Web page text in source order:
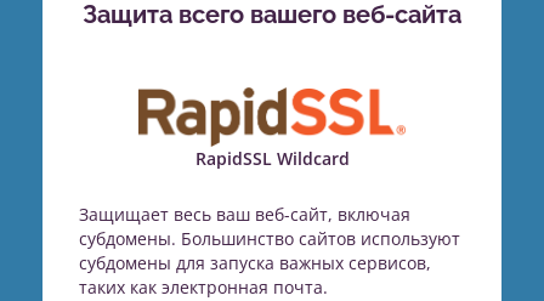
Защита всего вашего веб-сайта
RapidSSL Wildcard
Защищает весь ваш веб-сайт, включая
субдомены. Большинство сайтов используют
субдомены для запуска важных сервисов,
таких как электронная почта.